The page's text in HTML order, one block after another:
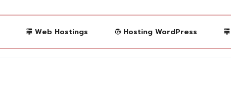
Web Hostings Hosting WordPress